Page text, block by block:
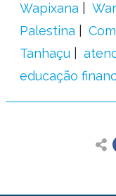
Wapixana
Palestina
Tanhaçu
educação